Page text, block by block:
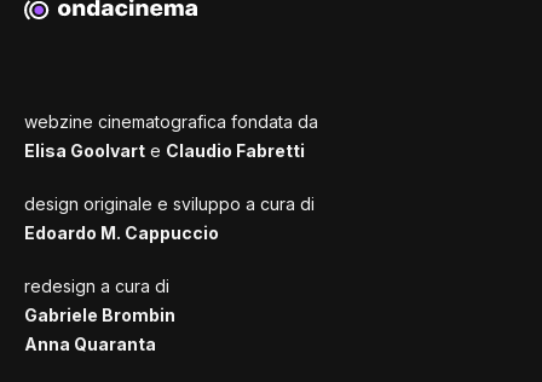
webzine cinematografica fondata da
Elisa Goolvart e Claudio Fabretti
design originale e sviluppo a cura di
Edoardo M. Cappuccio
redesign a cura di
Gabriele Brombin
Anna Quaranta